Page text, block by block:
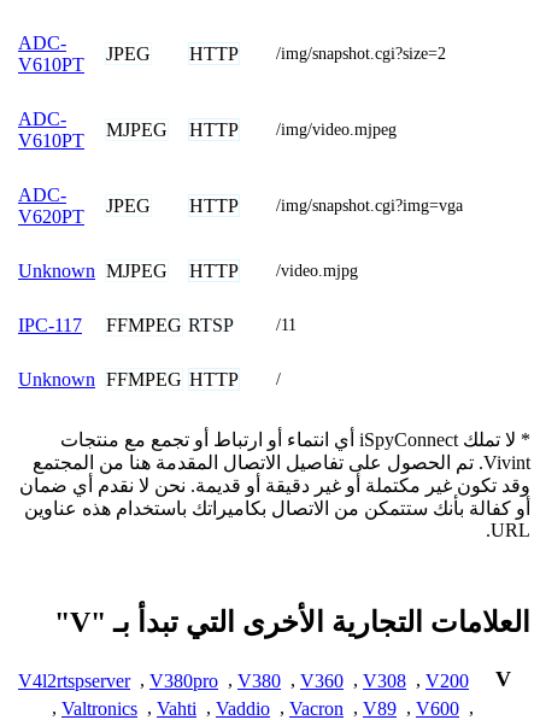
ADC-
V610PT
JPEG HTTP /img/snapshot.cgi?size=2
ADC-
V610PT
MJPEG HTTP /img/video.mjpeg
ADC-
V620PT
JPEG HTTP /img/snapshot.cgi?img=vga
Unknown MJPEG HTTP /video.mjpg
IPC-117 FFMPEG RTSP /11
Unknown FFMPEG HTTP /
* لا تملك iSpyConnect أي انتماء أو ارتباط أو تجمع مع منتجات
Vivint. تم الحصول على تفاصيل الاتصال المقدمة هنا من المجتمع
وقد تكون غير مكتملة أو غير دقيقة أو قديمة. نحن لا نقدم أي ضمان
أو كفالة بأنك ستتمكن من الاتصال بكاميراتك باستخدام هذه عناوين
URL.
العلامات التجارية الأخرى التي تبدأ بـ "V"
V
V200
,
V308
,
V360
,
V380
,
V380pro
,
V4l2rtspserver
,
V600
,
V89
,
Vacron
,
Vaddio
,
Vahti
,
Valtronics
,